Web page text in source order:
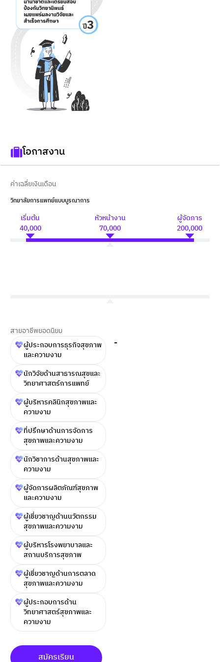
โอกาสงาน
ค่าเฉลี่ยเงินเดือน
วิทยาลัยการแพทย์แบบบูรณาการ
เริ่มต้น
40,000
หัวหน้างาน
70,000
ผู้จัดการ
200,000
สายอาชีพยอดนิยม
ผู้ประกอบการธุรกิจสุขภาพ
และความงาม
นักวิจัยด้านสาธารณสุขและ
วิทยาศาสตร์การแพทย์
ผู้บริหารคลินิกสุขภาพและ
ความงาม
ที่ปรึกษาด้านการจัดการ
สุขภาพและความงาม
นักวิชาการด้านสุขภาพและ
ความงาม
ผู้จัดการผลิตภัณฑ์สุขภาพ
และความงาม
ผู้เชี่ยวชาญด้านนวัตกรรม
สุขภาพและความงาม
ผู้บริหารโรงพยาบาลและ
สถานบริการสุขภาพ
ผู้เชี่ยวชาญด้านการตลาด
สุขภาพและความงาม
ผู้ประกอบการด้าน
วิทยาศาสตร์สุขภาพและ
ความงาม
-
สมัครเรียน